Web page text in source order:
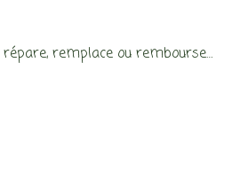
remplace ou rembourse…